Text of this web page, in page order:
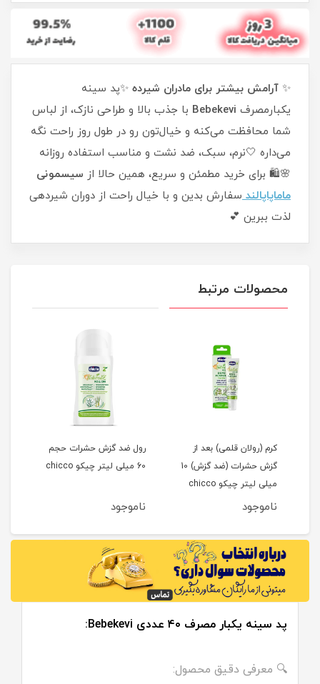
✨ آرامش بیشتر برای مادران شیرده ✨پد سینه
یکبارمصرف Bebekevi با جذب بالا و طراحی نازک، از لباس
شما محافظت می‌کنه و خیال‌تون رو در طول روز راحت نگه
می‌داره 🤍نرم، سبک، ضد نشت و مناسب استفاده روزانه
🌸🛍️ برای خرید مطمئن و سریع، همین حالا از سیسمونی
ماماپاپالند سفارش بدین و با خیال راحت از دوران شیردهی
لذت ببرین 💕
محصولات مرتبط
کرم (رولان قلمی) بعد از
گزش حشرات (ضد گزش) 10
میلی لیتر چیکو chicco
ناموجود
رول ضد گزش حشرات حجم
60 میلی لیتر چیکو chicco
ناموجود
پد سینه یکبار مصرف ۴۰ عددی Bebekevi:
🔍 معرفی دقیق محصول: